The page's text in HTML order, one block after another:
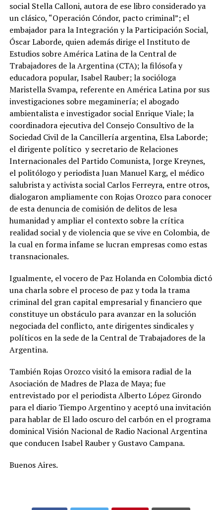
social Stella Calloni, autora de ese libro considerado ya
un clásico, “Operación Cóndor, pacto criminal”; el
embajador para la Integración y la Participación Social,
Óscar Laborde, quien además dirige el Instituto de
Estudios sobre América Latina de la Central de
Trabajadores de la Argentina (CTA); la filósofa y
educadora popular, Isabel Rauber; la socióloga
Maristella Svampa, referente en América Latina por sus
investigaciones sobre megaminería; el abogado
ambientalista e investigador social Enrique Viale; la
coordinadora ejecutiva del Consejo Consultivo de la
Sociedad Civil de la Cancillería argentina, Elsa Laborde;
el dirigente político y secretario de Relaciones
Internacionales del Partido Comunista, Jorge Kreynes,
el politólogo y periodista Juan Manuel Karg, el médico
salubrista y activista social Carlos Ferreyra, entre otros,
dialogaron ampliamente con Rojas Orozco para conocer
de esta denuncia de comisión de delitos de lesa
humanidad y ampliar el contexto sobre la crítica
realidad social y de violencia que se vive en Colombia, de
la cual en forma infame se lucran empresas como estas
transnacionales.
Igualmente, el vocero de Paz Holanda en Colombia dictó
una charla sobre el proceso de paz y toda la trama
criminal del gran capital empresarial y financiero que
constituye un obstáculo para avanzar en la solución
negociada del conflicto, ante dirigentes sindicales y
políticos en la sede de la Central de Trabajadores de la
Argentina.
También Rojas Orozco visitó la emisora radial de la
Asociación de Madres de Plaza de Maya; fue
entrevistado por el periodista Alberto López Girondo
para el diario Tiempo Argentino y aceptó una invitación
para hablar de El lado oscuro del carbón en el programa
dominical Visión Nacional de Radio Nacional Argentina
que conducen Isabel Rauber y Gustavo Campana.
Buenos Aires.